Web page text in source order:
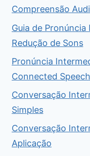
Compreensão
Guia de
Redução de Sons
Pronúncia
Connected Speech
Conversação
Simples
Conversação
Aplicação